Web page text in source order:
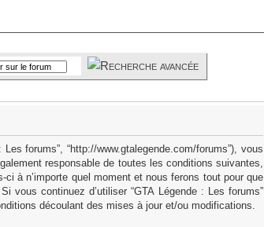
forums”, “http://www.gtalegende.com/forums”), vous
responsable de toutes les conditions suivantes,
ci à n’importe quel moment et nous ferons tout pour que
vous continuez d’utiliser “GTA Légende : Les forums”
découlant des mises à jour et/ou modifications.